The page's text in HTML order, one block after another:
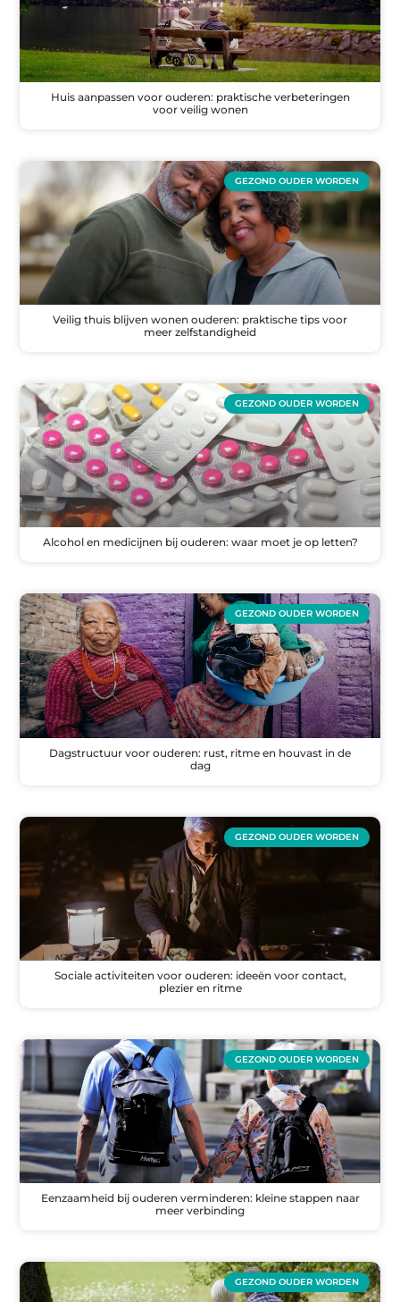
Huis aanpassen voor ouderen: praktische verbeteringen
voor veilig wonen
GEZOND OUDER WORDEN
Veilig thuis blijven wonen ouderen: praktische tips voor
meer zelfstandigheid
GEZOND OUDER WORDEN
Alcohol en medicijnen bij ouderen: waar moet je op letten?
GEZOND OUDER WORDEN
Dagstructuur voor ouderen: rust, ritme en houvast in de
dag
GEZOND OUDER WORDEN
Sociale activiteiten voor ouderen: ideeën voor contact,
plezier en ritme
GEZOND OUDER WORDEN
Eenzaamheid bij ouderen verminderen: kleine stappen naar
meer verbinding
GEZOND OUDER WORDEN